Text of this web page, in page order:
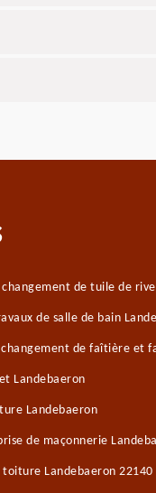
de tuile de
de salle de bain
de faîtière et
Landebaeron
Landebaeron
de maçonnerie
Landebaeron 22140